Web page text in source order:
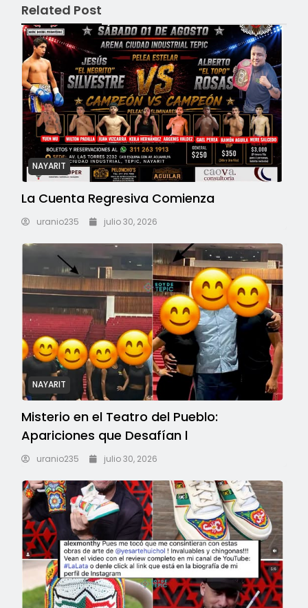
Related Post
NAYARIT
La Cuenta Regresiva Comienza
uranio235 julio 30, 2026
NAYARIT
Misterio en el Teatro del Pueblo:
Apariciones que Desafían l
uranio235 julio 30, 2026